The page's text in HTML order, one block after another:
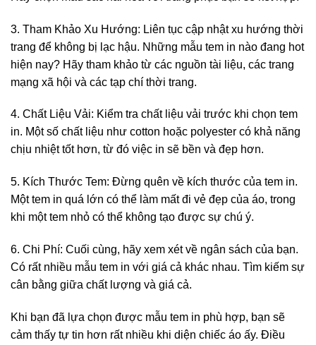
3. Tham Khảo Xu Hướng: Liên tục cập nhật xu hướng thời
trang để không bị lạc hậu. Những mẫu tem in nào đang hot
hiện nay? Hãy tham khảo từ các nguồn tài liệu, các trang
mạng xã hội và các tạp chí thời trang.
4. Chất Liệu Vải: Kiểm tra chất liệu vải trước khi chọn tem
in. Một số chất liệu như cotton hoặc polyester có khả năng
chịu nhiệt tốt hơn, từ đó việc in sẽ bền và đẹp hơn.
5. Kích Thước Tem: Đừng quên về kích thước của tem in.
Một tem in quá lớn có thể làm mất đi vẻ đẹp của áo, trong
khi một tem nhỏ có thể không tạo được sự chú ý.
6. Chi Phí: Cuối cùng, hãy xem xét về ngân sách của bạn.
Có rất nhiều mẫu tem in với giá cả khác nhau. Tìm kiếm sự
cân bằng giữa chất lượng và giá cả.
Khi bạn đã lựa chọn được mẫu tem in phù hợp, bạn sẽ
cảm thấy tự tin hơn rất nhiều khi diện chiếc áo ấy. Điều